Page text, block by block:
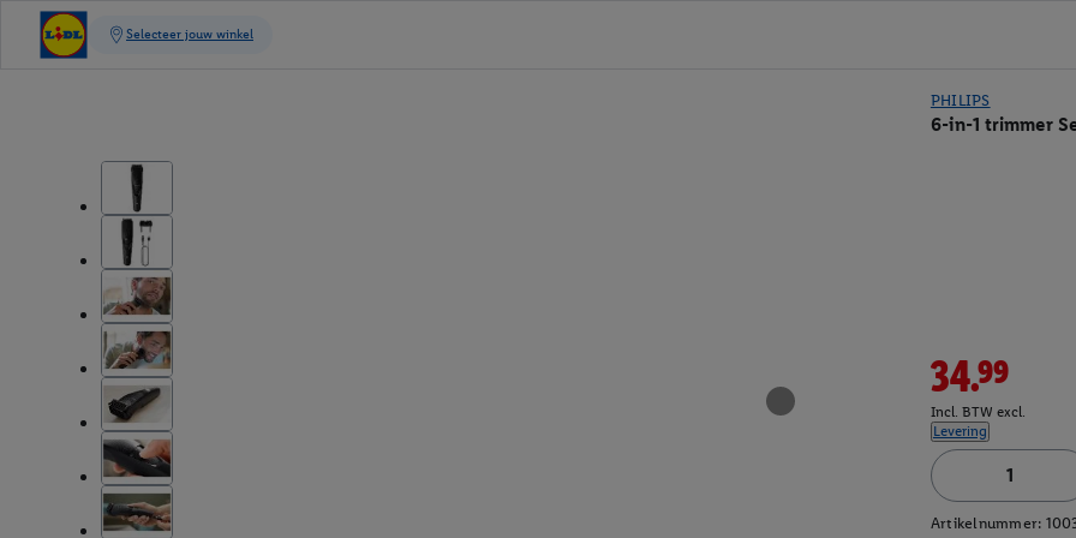
PHILIPS
6-in-1 trimmer
34.99
Incl. BTW excl.
Levering
Artikelnummer: